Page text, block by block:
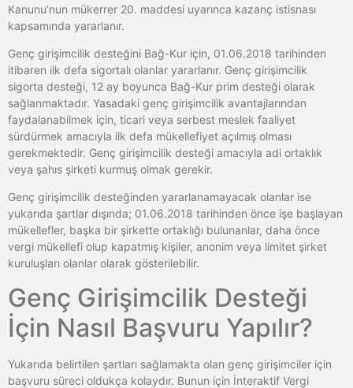
Kanunu’nun mükerrer 20. maddesi uyarınca kazanç istisnası
kapsamında yararlanır.
Genç girişimcilik desteğini Bağ-Kur için, 01.06.2018 tarihinden
itibaren ilk defa sigortalı olanlar yararlanır. Genç girişimcilik
sigorta desteği, 12 ay boyunca Bağ-Kur prim desteği olarak
sağlanmaktadır. Yasadaki genç girişimcilik avantajlarından
faydalanabilmek için, ticari veya serbest meslek faaliyet
sürdürmek amacıyla ilk defa mükellefiyet açılmış olması
gerekmektedir. Genç girişimcilik desteği amacıyla adi ortaklık
veya şahıs şirketi kurmuş olmak gerekir.
Genç girişimcilik desteğinden yararlanamayacak olanlar ise
yukarıda şartlar dışında; 01.06.2018 tarihinden önce işe başlayan
mükellefler, başka bir şirkette ortaklığı bulunanlar, daha önce
vergi mükellefi olup kapatmış kişiler, anonim veya limitet şirket
kuruluşları olanlar olarak gösterilebilir.
Genç Girişimcilik Desteği
İçin Nasıl Başvuru Yapılır?
Yukarıda belirtilen şartları sağlamakta olan genç girişimciler için
başvuru süreci oldukça kolaydır. Bunun için İnteraktif Vergi